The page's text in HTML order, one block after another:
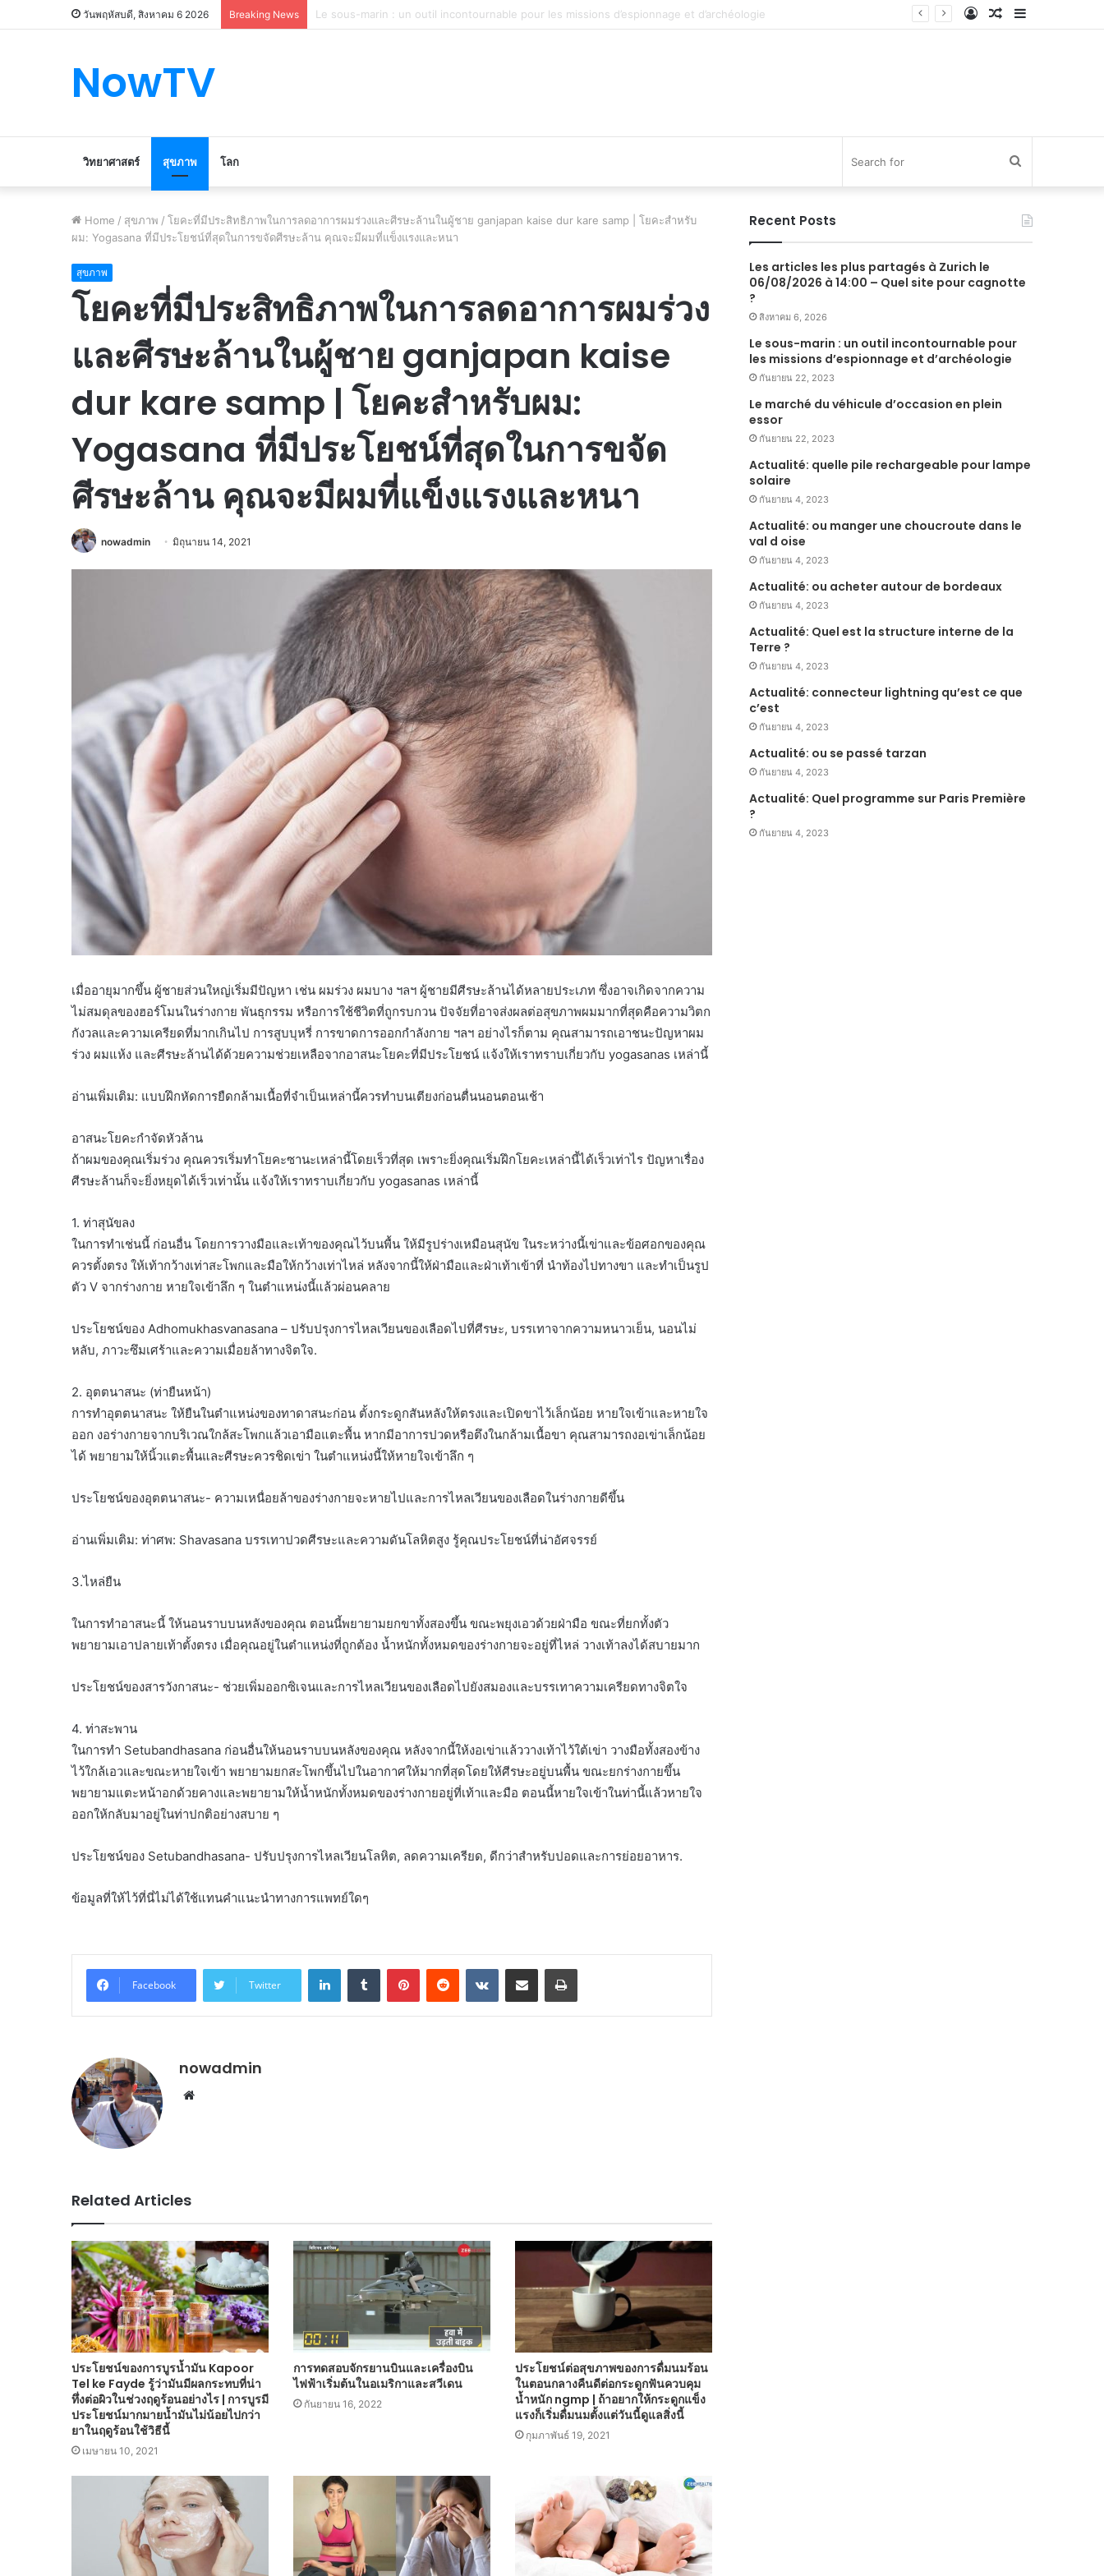
วันพฤหัสบดี, สิงหาคม 6 2026 Breaking News Le marché du véhicule d’occasion en plein essor Sidebar
Random
Log
NowTV
วิทยาศาสตร์ สุขภาพ โลก
Home / สุขภาพ / โยคะที่มีประสิทธิภาพในการลดอาการผมร่วงและศีรษะล้านในผู้ชาย ganjapan kaise dur kare samp | โยคะสำหรับ
ผม: Yogasana ที่มีประโยชน์ที่สุดในการขจัดศีรษะล้าน คุณจะมีผมที่แข็งแรงและหนา
สุขภาพ
โยคะที่มีประสิทธิภาพในการลดอาการผมร่วง
และศีรษะล้านในผู้ชาย ganjapan kaise
dur kare samp | โยคะสำหรับผม:
Yogasana ที่มีประโยชน์ที่สุดในการขจัด
ศีรษะล้าน คุณจะมีผมที่แข็งแรงและหนา
nowadmin มิถุนายน 14, 2021
เมื่ออายุมากขึ้น ผู้ชายส่วนใหญ่เริ่มมีปัญหา เช่น ผมร่วง ผมบาง ฯลฯ ผู้ชายมีศีรษะล้านได้หลายประเภท ซึ่งอาจเกิดจากความ
ไม่สมดุลของฮอร์โมนในร่างกาย พันธุกรรม หรือการใช้ชีวิตที่ถูกรบกวน ปัจจัยที่อาจส่งผลต่อสุขภาพผมมากที่สุดคือความวิตก
กังวลและความเครียดที่มากเกินไป การสูบบุหรี่ การขาดการออกกำลังกาย ฯลฯ อย่างไรก็ตาม คุณสามารถเอาชนะปัญหาผม
ร่วง ผมแห้ง และศีรษะล้านได้ด้วยความช่วยเหลือจากอาสนะโยคะที่มีประโยชน์ แจ้งให้เราทราบเกี่ยวกับ yogasanas เหล่านี้
อ่านเพิ่มเติม: แบบฝึกหัดการยืดกล้ามเนื้อที่จำเป็นเหล่านี้ควรทำบนเตียงก่อนตื่นนอนตอนเช้า
อาสนะโยคะกำจัดหัวล้าน
ถ้าผมของคุณเริ่มร่วง คุณควรเริ่มทำโยคะซานะเหล่านี้โดยเร็วที่สุด เพราะยิ่งคุณเริ่มฝึกโยคะเหล่านี้ได้เร็วเท่าไร ปัญหาเรื่อง
ศีรษะล้านก็จะยิ่งหยุดได้เร็วเท่านั้น แจ้งให้เราทราบเกี่ยวกับ yogasanas เหล่านี้
1. ท่าสุนัขลง
ในการทำเช่นนี้ ก่อนอื่น โดยการวางมือและเท้าของคุณไว้บนพื้น ให้มีรูปร่างเหมือนสุนัข ในระหว่างนี้เข่าและข้อศอกของคุณ
ควรตั้งตรง ให้เท้ากว้างเท่าสะโพกและมือให้กว้างเท่าไหล่ หลังจากนี้ให้ฝ่ามือและฝ่าเท้าเข้าที่ นำท้องไปทางขา และทำเป็นรูป
ตัว V จากร่างกาย หายใจเข้าลึก ๆ ในตำแหน่งนี้แล้วผ่อนคลาย
ประโยชน์ของ Adhomukhasvanasana – ปรับปรุงการไหลเวียนของเลือดไปที่ศีรษะ, บรรเทาจากความหนาวเย็น, นอนไม่
หลับ, ภาวะซึมเศร้าและความเมื่อยล้าทางจิตใจ.
2. อุตตนาสนะ (ท่ายืนหน้า)
การทำอุตตนาสนะ ให้ยืนในตำแหน่งของทาดาสนะก่อน ตั้งกระดูกสันหลังให้ตรงและเปิดขาไว้เล็กน้อย หายใจเข้าและหายใจ
ออก งอร่างกายจากบริเวณใกล้สะโพกแล้วเอามือแตะพื้น หากมีอาการปวดหรือตึงในกล้ามเนื้อขา คุณสามารถงอเข่าเล็กน้อย
ได้ พยายามให้นิ้วแตะพื้นและศีรษะควรชิดเข่า ในตำแหน่งนี้ให้หายใจเข้าลึก ๆ
ประโยชน์ของอุตตนาสนะ- ความเหนื่อยล้าของร่างกายจะหายไปและการไหลเวียนของเลือดในร่างกายดีขึ้น
อ่านเพิ่มเติม: ท่าศพ: Shavasana บรรเทาปวดศีรษะและความดันโลหิตสูง รู้คุณประโยชน์ที่น่าอัศจรรย์
3.ไหล่ยืน
ในการทำอาสนะนี้ ให้นอนราบบนหลังของคุณ ตอนนี้พยายามยกขาทั้งสองขึ้น ขณะพยุงเอวด้วยฝ่ามือ ขณะที่ยกทั้งตัว
พยายามเอาปลายเท้าตั้งตรง เมื่อคุณอยู่ในตำแหน่งที่ถูกต้อง น้ำหนักทั้งหมดของร่างกายจะอยู่ที่ไหล่ วางเท้าลงได้สบายมาก
ประโยชน์ของสารวังกาสนะ- ช่วยเพิ่มออกซิเจนและการไหลเวียนของเลือดไปยังสมองและบรรเทาความเครียดทางจิตใจ
4. ท่าสะพาน
ในการทำ Setubandhasana ก่อนอื่นให้นอนราบบนหลังของคุณ หลังจากนี้ให้งอเข่าแล้ววางเท้าไว้ใต้เข่า วางมือทั้งสองข้าง
ไว้ใกล้เอวและขณะหายใจเข้า พยายามยกสะโพกขึ้นไปในอากาศให้มากที่สุดโดยให้ศีรษะอยู่บนพื้น ขณะยกร่างกายขึ้น
พยายามแตะหน้าอกด้วยคางและพยายามให้น้ำหนักทั้งหมดของร่างกายอยู่ที่เท้าและมือ ตอนนี้หายใจเข้าในท่านี้แล้วหายใจ
ออกให้กลับมาอยู่ในท่าปกติอย่างสบาย ๆ
ประโยชน์ของ Setubandhasana- ปรับปรุงการไหลเวียนโลหิต, ลดความเครียด, ดีกว่าสำหรับปอดและการย่อยอาหาร.
ข้อมูลที่ให้ไว้ที่นี่ไม่ได้ใช้แทนคำแนะนำทางการแพทย์ใดๆ
Facebook Twitter
LinkedInTumblr PinterestReddit VKontakteShare via Email Print
nowadmin
Website
Related Articles
ประโยชน์ของการบูรน้ำมัน Kapoor
Tel ke Fayde รู้ว่ามันมีผลกระทบที่น่า
ทึ่งต่อผิวในช่วงฤดูร้อนอย่างไร | การบูรมี
ประโยชน์มากมายน้ำมันไม่น้อยไปกว่า
ยาในฤดูร้อนใช้วิธีนี้
เมษายน 10, 2021
การทดสอบจักรยานบินและเครื่องบิน
ไฟฟ้าเริ่มต้นในอเมริกาและสวีเดน
กันยายน 16, 2022
ประโยชน์ต่อสุขภาพของการดื่มนมร้อน
ในตอนกลางคืนดีต่อกระดูกฟันควบคุม
น้ำหนัก ngmp | ถ้าอยากให้กระดูกแข็ง
แรงก็เริ่มดื่มนมตั้งแต่วันนี้ดูแลสิ่งนี้
กุมภาพันธ์ 19, 2021
Recent Posts
Les articles les plus partagés à Zurich le
06/08/2026 à 14:00 – Quel site pour cagnotte
?
สิงหาคม 6, 2026
Le sous-marin : un outil incontournable pour
les missions d’espionnage et d’archéologie
กันยายน 22, 2023
Le marché du véhicule d’occasion en plein
essor
กันยายน 22, 2023
Actualité: quelle pile rechargeable pour lampe
solaire
กันยายน 4, 2023
Actualité: ou manger une choucroute dans le
val d oise
กันยายน 4, 2023
Actualité: ou acheter autour de bordeaux
กันยายน 4, 2023
Actualité: Quel est la structure interne de la
Terre ?
กันยายน 4, 2023
Actualité: connecteur lightning qu’est ce que
c’est
กันยายน 4, 2023
Actualité: ou se passé tarzan
กันยายน 4, 2023
Actualité: Quel programme sur Paris Première
?
กันยายน 4, 2023